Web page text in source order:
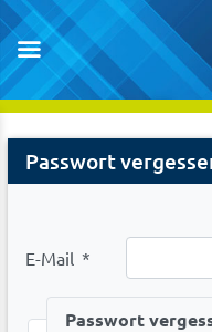
Password
Forgotten
Passwort
E-Mail *
Passwort